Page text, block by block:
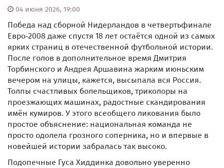
04 июня 2026, 19:00
Победа над сборной Нидерландов в четвертьфинале
Евро‑2008 даже спустя 18 лет остаётся одной из самых
ярких страниц в отечественной футбольной истории.
После голов в дополнительное время Дмитрия
Торбинского и Андрея Аршавина жарким июньским
вечером на улицы, кажется, высыпала вся Россия.
Толпы счастливых болельщиков, триколоры на
проезжающих машинах, радостные скандирования
имён кумиров. У этого всеобщего ликования было
простое объяснение: национальная команда не
просто одолела грозного соперника, но и впервые в
новейшей истории забралась так высоко.
Подопечные Гуса Хиддинка довольно уверенно